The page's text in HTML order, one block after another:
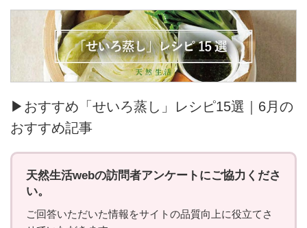
▶おすすめ「せいろ蒸し」レシピ15選｜6月の
おすすめ記事